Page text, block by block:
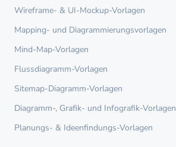
Wireframe- & UI-Mockup-Vorlagen
Mapping- und Diagrammierungsvorlagen
Mind-Map-Vorlagen
Flussdiagramm-Vorlagen
Sitemap-Diagramm-Vorlagen
Diagramm-, Grafik- und Infografik-Vorlagen
Planungs- & Ideenfindungs-Vorlagen